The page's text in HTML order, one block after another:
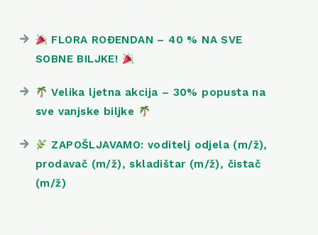
FLORA ROĐENDAN – 40 % NA SVE
SOBNE BILJKE!
Velika ljetna akcija – 30% popusta na
sve vanjske biljke
ZAPOŠLJAVAMO: voditelj odjela (m/ž),
prodavač (m/ž), skladištar (m/ž), čistač
(m/ž)